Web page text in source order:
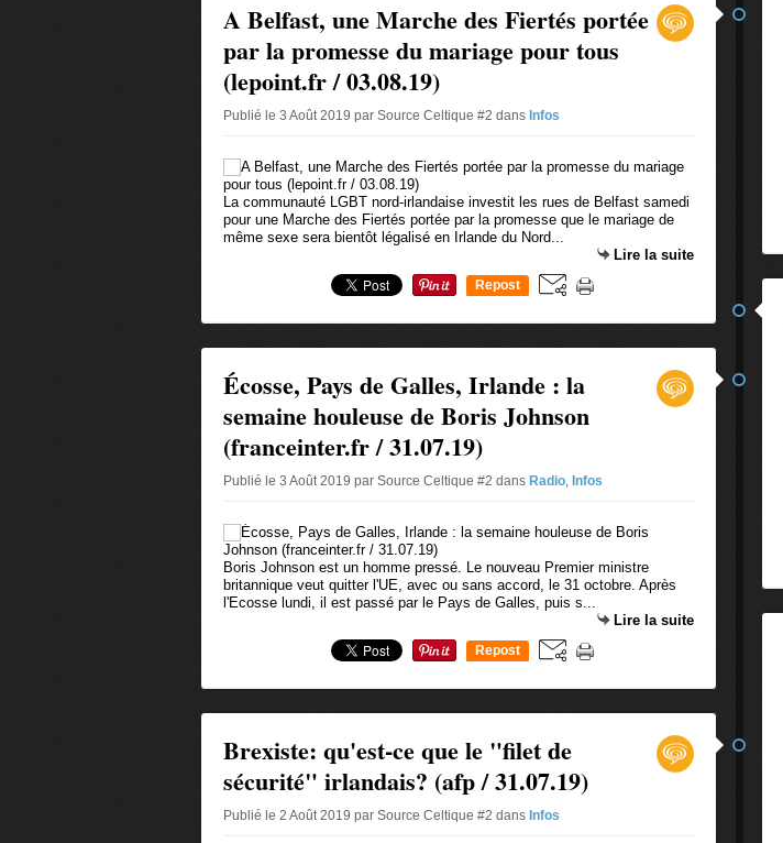
A Belfast, une Marche des Fiertés portée
par la promesse du mariage pour tous
(lepoint.fr / 03.08.19)
Publié le 3 Août 2019 par Source Celtique #2 dans Infos
La communauté LGBT nord-irlandaise investit les rues de Belfast samedi
pour une Marche des Fiertés portée par la promesse que le mariage de
même sexe sera bientôt légalisé en Irlande du Nord...
Lire la suite
Repost
Écosse, Pays de Galles, Irlande : la
semaine houleuse de Boris Johnson
(franceinter.fr / 31.07.19)
Publié le 3 Août 2019 par Source Celtique #2 dans Radio, Infos
Boris Johnson est un homme pressé. Le nouveau Premier ministre
britannique veut quitter l'UE, avec ou sans accord, le 31 octobre. Après
l'Ecosse lundi, il est passé par le Pays de Galles, puis s...
Lire la suite
Repost
Brexiste: qu'est-ce que le "filet de
sécurité" irlandais? (afp / 31.07.19)
Publié le 2 Août 2019 par Source Celtique #2 dans Infos